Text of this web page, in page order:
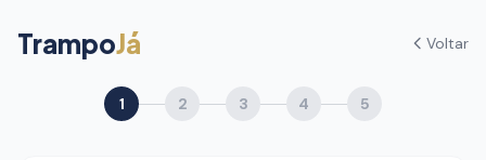
TrampoJá Voltar
1 2 3 4 5